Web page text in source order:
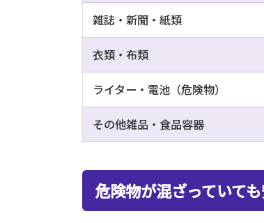
雑誌・新聞・紙類
衣類・布類
ライター・電池（危険物）
その他雑品・食品容器
危険物が混ざっていて